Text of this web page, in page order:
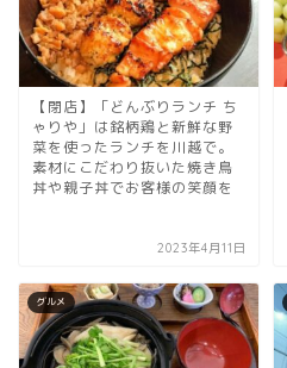
【閉店】「どんぶりランチ ち
ゃりや」は銘柄鶏と新鮮な野
菜を使ったランチを川越で。
素材にこだわり抜いた焼き鳥
丼や親子丼でお客様の笑顔を
2023年4月11日
グルメ